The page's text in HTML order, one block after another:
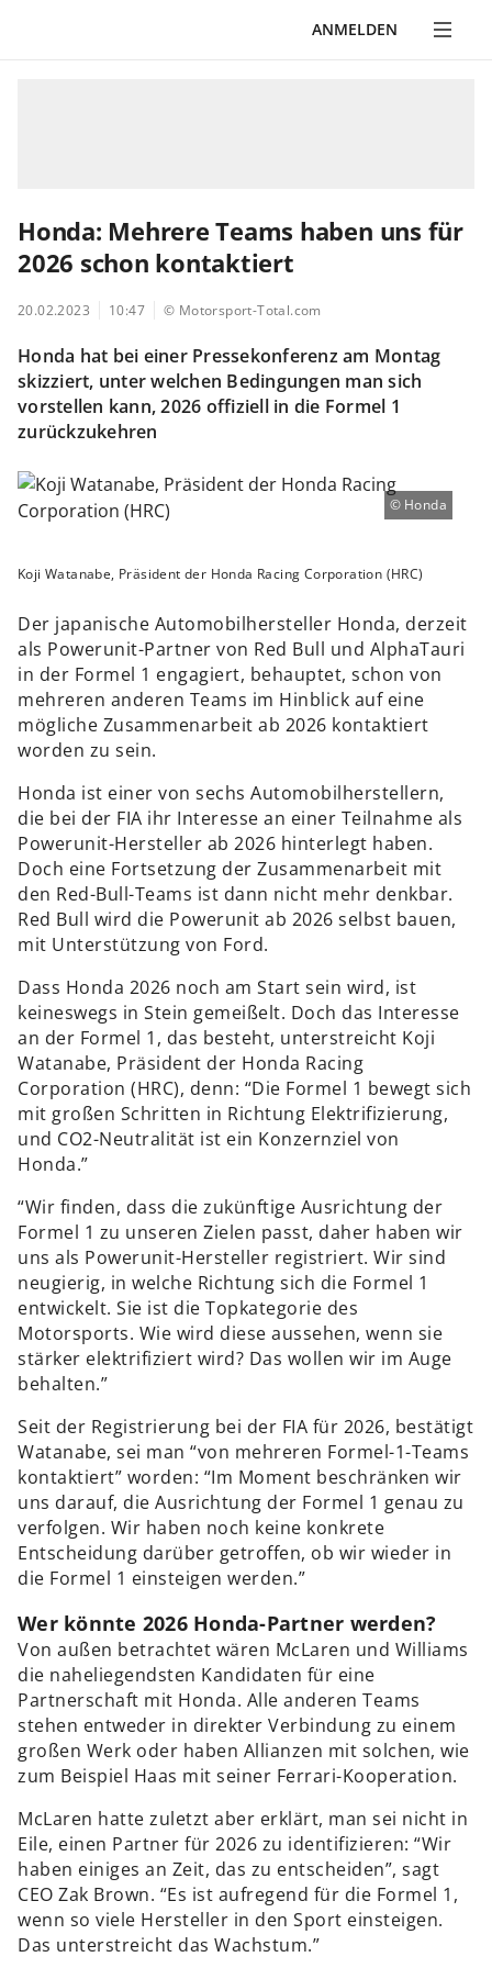
ANMELDEN
Honda: Mehrere Teams haben uns für
2026 schon kontaktiert
20.02.2023 10:47 © Motorsport-Total.com
Honda hat bei einer Pressekonferenz am Montag
skizziert, unter welchen Bedingungen man sich
vorstellen kann, 2026 offiziell in die Formel 1
zurückzukehren
Koji Watanabe, Präsident der Honda Racing Corporation (HRC)
Honda
Der japanische Automobilhersteller Honda, derzeit
als Powerunit-Partner von Red Bull und AlphaTauri
in der Formel 1 engagiert, behauptet, schon von
mehreren anderen Teams im Hinblick auf eine
mögliche Zusammenarbeit ab 2026 kontaktiert
worden zu sein.
Honda ist einer von sechs Automobilherstellern,
die bei der FIA ihr Interesse an einer Teilnahme als
Powerunit-Hersteller ab 2026 hinterlegt haben.
Doch eine Fortsetzung der Zusammenarbeit mit
den Red-Bull-Teams ist dann nicht mehr denkbar.
Red Bull wird die Powerunit ab 2026 selbst bauen,
mit Unterstützung von Ford.
Dass Honda 2026 noch am Start sein wird, ist
keineswegs in Stein gemeißelt. Doch das Interesse
an der Formel 1, das besteht, unterstreicht Koji
Watanabe, Präsident der Honda Racing
Corporation (HRC), denn: “Die Formel 1 bewegt sich
mit großen Schritten in Richtung Elektrifizierung,
und CO2-Neutralität ist ein Konzernziel von
Honda.”
“Wir finden, dass die zukünftige Ausrichtung der
Formel 1 zu unseren Zielen passt, daher haben wir
uns als Powerunit-Hersteller registriert. Wir sind
neugierig, in welche Richtung sich die Formel 1
entwickelt. Sie ist die Topkategorie des
Motorsports. Wie wird diese aussehen, wenn sie
stärker elektrifiziert wird? Das wollen wir im Auge
behalten.”
Seit der Registrierung bei der FIA für 2026, bestätigt
Watanabe, sei man “von mehreren Formel-1-Teams
kontaktiert” worden: “Im Moment beschränken wir
uns darauf, die Ausrichtung der Formel 1 genau zu
verfolgen. Wir haben noch keine konkrete
Entscheidung darüber getroffen, ob wir wieder in
die Formel 1 einsteigen werden.”
Wer könnte 2026 Honda-Partner werden?
Von außen betrachtet wären McLaren und Williams
die naheliegendsten Kandidaten für eine
Partnerschaft mit Honda. Alle anderen Teams
stehen entweder in direkter Verbindung zu einem
großen Werk oder haben Allianzen mit solchen, wie
zum Beispiel Haas mit seiner Ferrari-Kooperation.
McLaren hatte zuletzt aber erklärt, man sei nicht in
Eile, einen Partner für 2026 zu identifizieren: “Wir
haben einiges an Zeit, das zu entscheiden”, sagt
CEO Zak Brown. “Es ist aufregend für die Formel 1,
wenn so viele Hersteller in den Sport einsteigen.
Das unterstreicht das Wachstum.”